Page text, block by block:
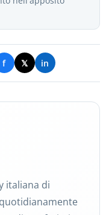
f 𝕏 in
italiana di